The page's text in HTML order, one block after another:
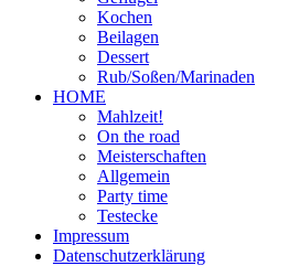
Kochen
Beilagen
Dessert
Rub/Soßen/Marinaden
HOME
Mahlzeit!
On the road
Meisterschaften
Allgemein
Party time
Testecke
Impressum
Datenschutzerklärung